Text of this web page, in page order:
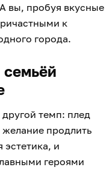
вы, пробуя вкусные
к
города.
темп: плед
продлить
и
героями